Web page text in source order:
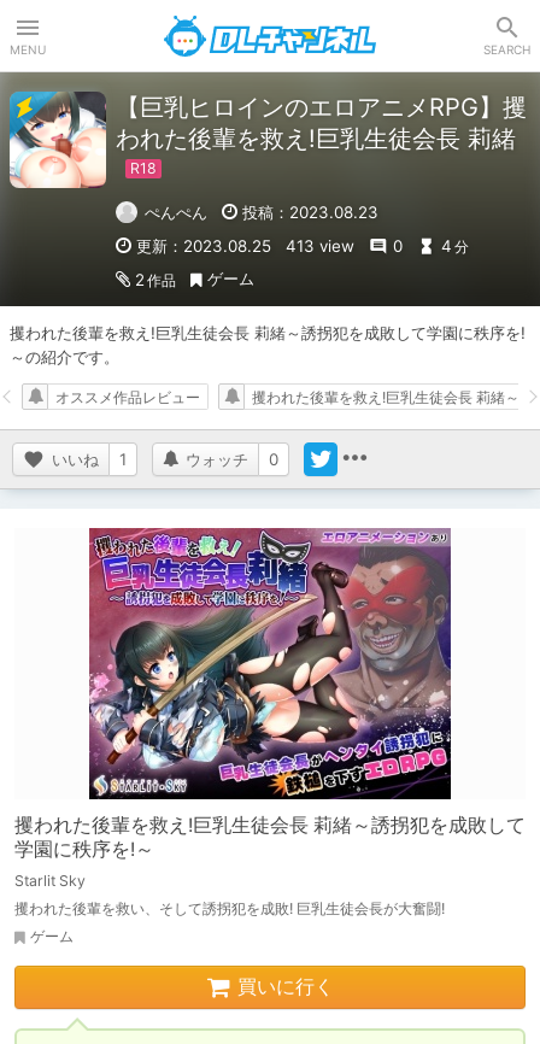
MENU SEARCH
【巨乳ヒロインのエロアニメRPG】攫
われた後輩を救え!巨乳生徒会長 莉緒
ぺんぺん
投稿：2023.08.23
更新：2023.08.25
413 view 0 4 分
2 作品 ゲーム
攫われた後輩を救え!巨乳生徒会長 莉緒～誘拐犯を成敗して学園に秩序を!
～の紹介です。
いいね 1 ウォッチ 0
オススメ作品レビュー 攫われた後輩を救え!巨乳生徒会長 莉緒～
攫われた後輩を救え!巨乳生徒会長 莉緒～誘拐犯を成敗して
学園に秩序を!～
Starlit Sky
攫われた後輩を救い、そして誘拐犯を成敗! 巨乳生徒会長が大奮闘!
ゲーム
買いに行く